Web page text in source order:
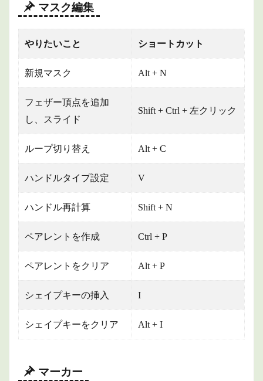
マスク編集
やりたいこと ショートカット
新規マスク Alt + N
フェザー頂点を追加
し、スライド
Shift + Ctrl + 左クリック
ループ切り替え Alt + C
ハンドルタイプ設定 V
ハンドル再計算 Shift + N
ペアレントを作成 Ctrl + P
ペアレントをクリア Alt + P
シェイプキーの挿入 I
シェイプキーをクリア Alt + I
マーカー